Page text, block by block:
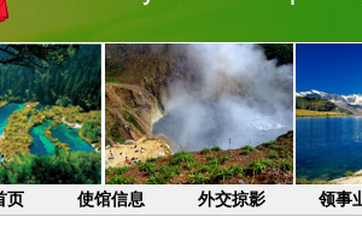
页 使馆信息 外交掠影 领事